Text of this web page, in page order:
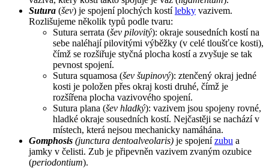
Sutura (šev) je spojení plochých kostílebky vazivem.
Rozlišujeme několik typů podle tvaru:
Sutura serrata (šev pilovitý): okraje sousedních kostí na
sebe naléhají pilovitými výběžky (v celé tloušťce kosti),
čímž se rozšiřuje styčná plocha kostí a zvyšuje se tak
pevnost spojení.
Sutura squamosa (šev šupinový): ztenčený okraj jedné
kosti je položen přes okraj kosti druhé, čímž je
rozšířena plocha vazivového spojení.
Sutura plana (šev hladký): vazivem jsou spojeny rovné,
hladké okraje sousedních kostí. Nejčastěji se nachází v
místech, která nejsou mechanicky namáhána.
Gomphosis (junctura dentoalveolaris) je spojenízubu a
jamky v čelisti. Zub je připevněn vazivem zvaným ozubice
(periodontium).